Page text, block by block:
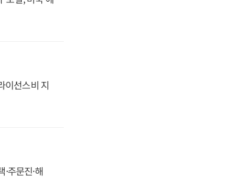
이선스비 지
주문진·해